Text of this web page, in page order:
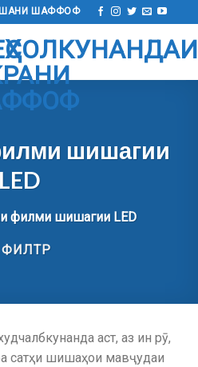
ШАФФОФ
шишагии
LED
филми шишагии LED
ФИЛТР
аст, аз ин рӯ,
сатҳи шишаҳои мавҷудаи